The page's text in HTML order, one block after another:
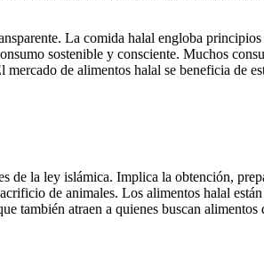
La comida halal engloba
sostenible y consciente. Muchos
de alimentos halal se beneficia de
la ley islámica. Implica la obtención,
de animales. Los alimentos halal
también atraen a quienes buscan